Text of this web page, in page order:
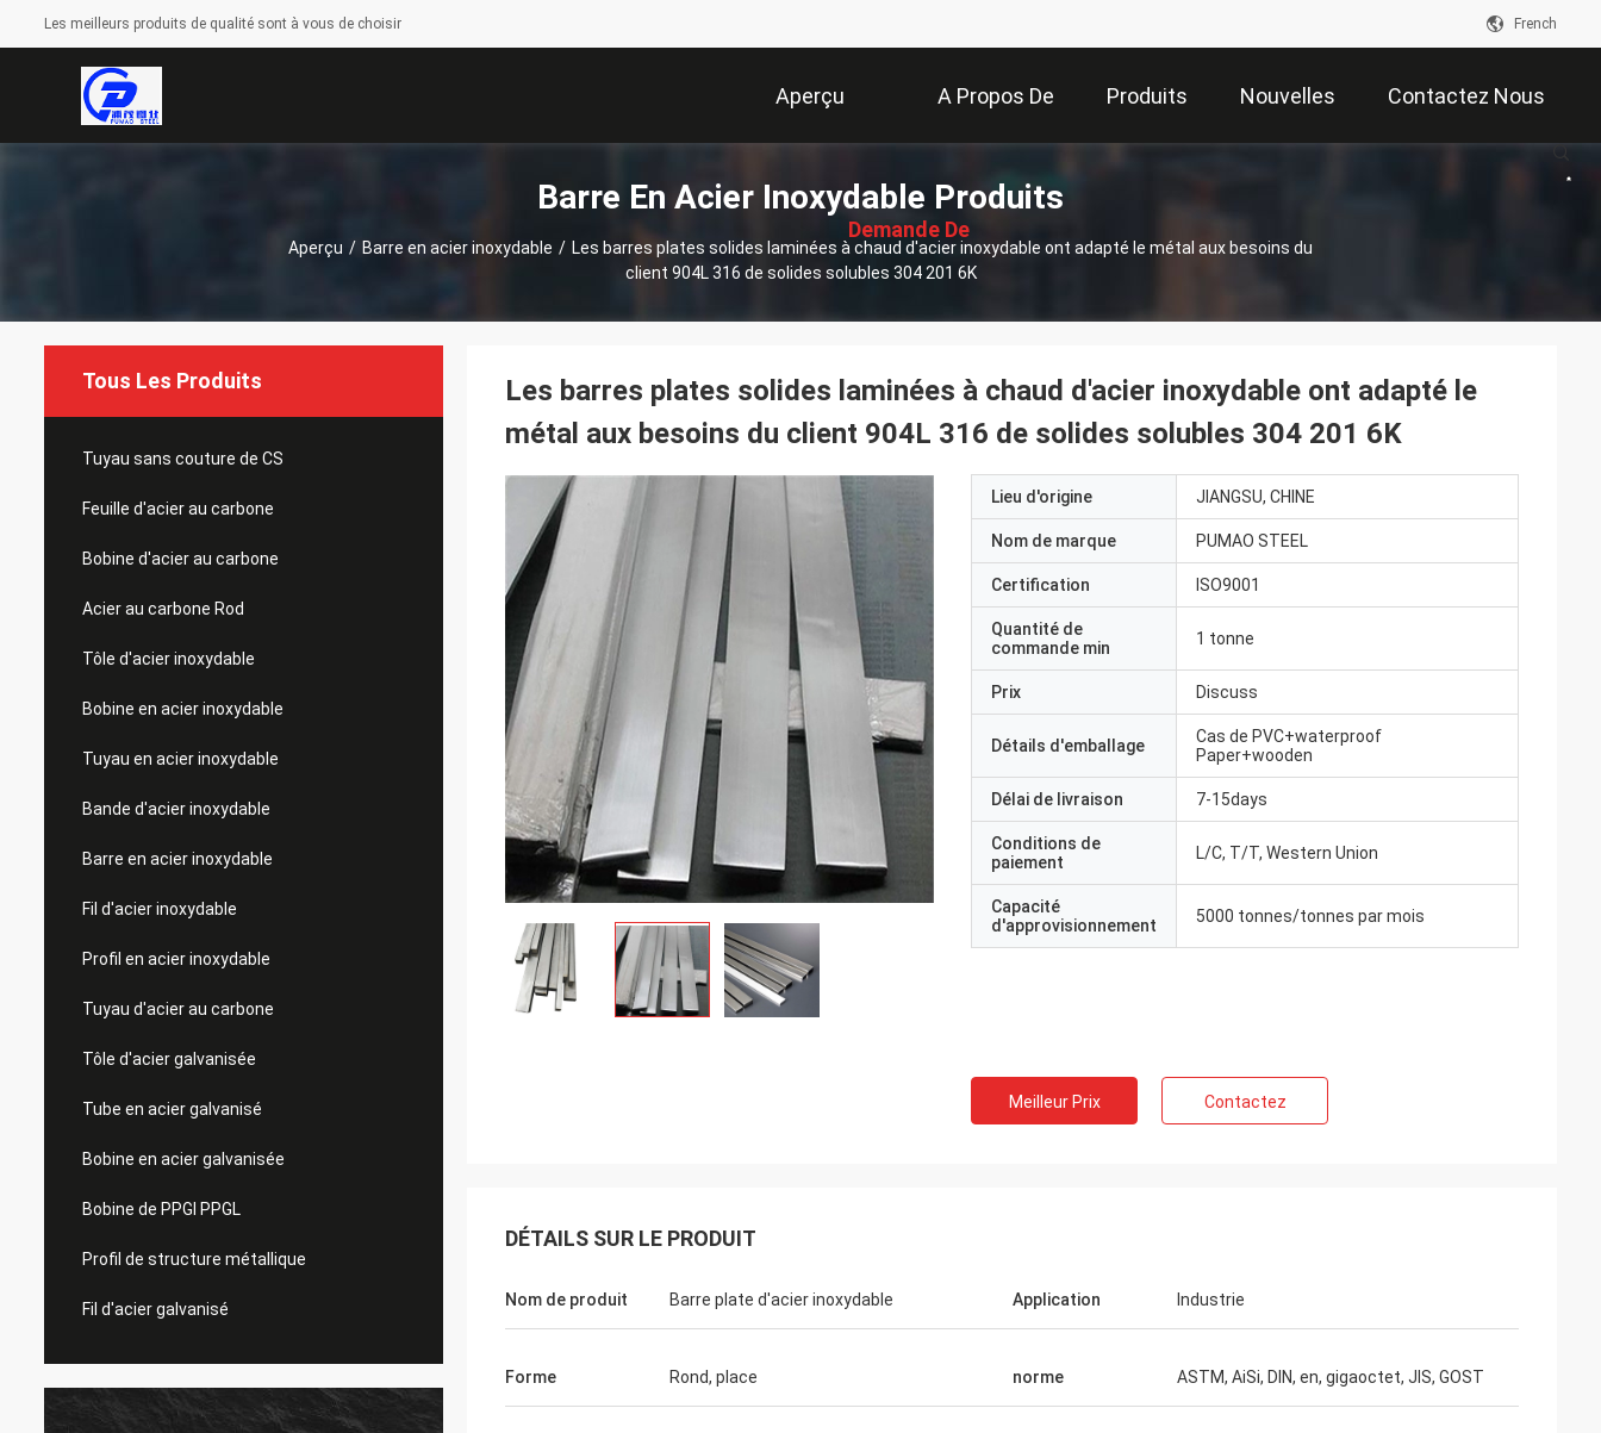
Les meilleurs produits de qualité sont à vous de choisir French
Aperçu A Propos De
Nous
Produits Nouvelles Contactez Nous
述
Demande De
Soumission
Barre En Acier Inoxydable Produits
Aperçu / Barre en acier inoxydable / Les barres plates solides laminées à chaud d'acier inoxydable ont adapté le métal aux besoins du
client 904L 316 de solides solubles 304 201 6K
Tous Les Produits
Tuyau sans couture de CS
Feuille d'acier au carbone
Bobine d'acier au carbone
Acier au carbone Rod
Tôle d'acier inoxydable
Bobine en acier inoxydable
Tuyau en acier inoxydable
Bande d'acier inoxydable
Barre en acier inoxydable
Fil d'acier inoxydable
Profil en acier inoxydable
Tuyau d'acier au carbone
Tôle d'acier galvanisée
Tube en acier galvanisé
Bobine en acier galvanisée
Bobine de PPGI PPGL
Profil de structure métallique
Fil d'acier galvanisé
Les barres plates solides laminées à chaud d'acier inoxydable ont adapté le
métal aux besoins du client 904L 316 de solides solubles 304 201 6K
Lieu d'origine JIANGSU, CHINE
Nom de marque PUMAO STEEL
Certification ISO9001
Quantité de
commande min
1 tonne
Prix Discuss
Détails d'emballage
Cas de PVC+waterproof
Paper+wooden
Délai de livraison 7-15days
Conditions de
paiement
L/C, T/T, Western Union
Capacité
d'approvisionnement
5000 tonnes/tonnes par mois
Meilleur Prix Contactez
DÉTAILS SUR LE PRODUIT
Nom de produit Barre plate d'acier inoxydable Application Industrie
Forme Rond, place norme ASTM, AiSi, DIN, en, gigaoctet, JIS, GOST